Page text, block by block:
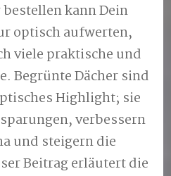
kann Dein
optisch aufwerten,
viele praktische und
Begrünte Dächer sind
Highlight; sie
verbessern
und steigern die
Beitrag erläutert die